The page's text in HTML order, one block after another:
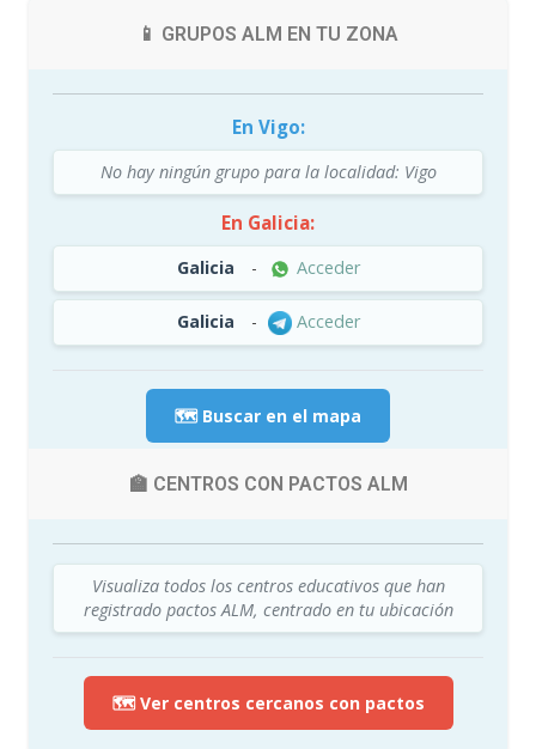
📱 GRUPOS ALM EN TU ZONA
En Vigo:
No hay ningún grupo para la localidad: Vigo
En Galicia:
Galicia - Acceder
Galicia - Acceder
🗺️ Buscar en el mapa
🏫 CENTROS CON PACTOS ALM
Visualiza todos los centros educativos que han
registrado pactos ALM, centrado en tu ubicación
🗺️ Ver centros cercanos con pactos